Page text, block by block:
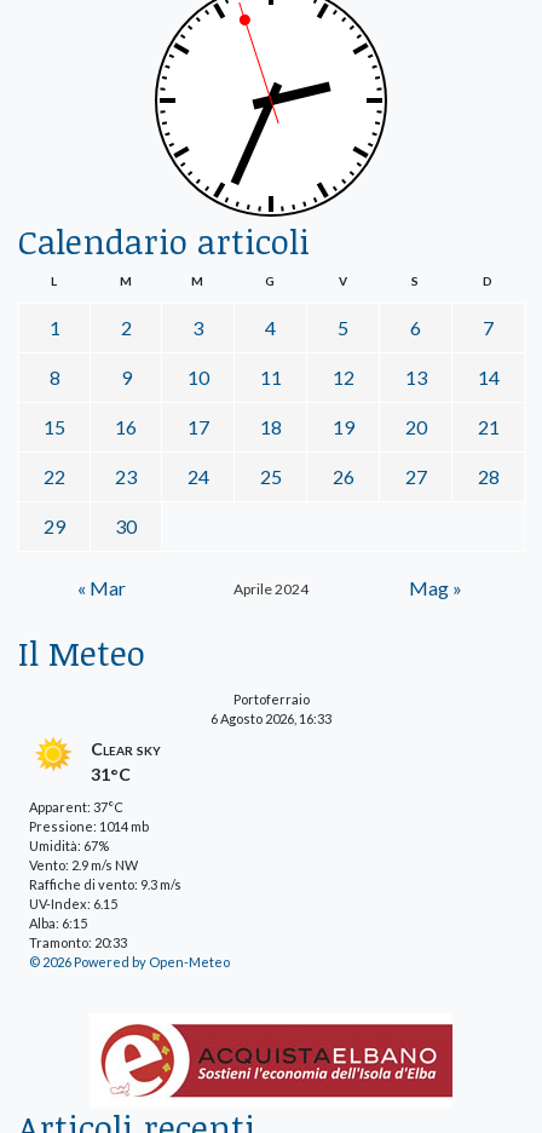
Calendario articoli
Aprile 2024
L M M G V S D
1 2 3 4 5 6 7
8 9 10 11 12 13 14
15 16 17 18 19 20 21
22 23 24 25 26 27 28
29 30
« Mar Mag »
Il Meteo
Portoferraio
6 Agosto 2026, 16:33
Clear sky
31°C
Apparent: 37°C
Pressione: 1014 mb
Umidità: 67%
Vento: 2.9 m/s NW
Raffiche di vento: 9.3 m/s
UV-Index: 6.15
Alba: 6:15
Tramonto: 20:33
© 2026 Powered by Open-Meteo